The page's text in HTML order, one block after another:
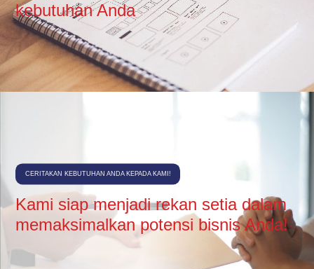
kebutuhan Anda
CERITAKAN KEBUTUHAN ANDA KEPADA KAMI!
Kami siap menjadi rekan setia dalam
memaksimalkan potensi bisnis Anda!